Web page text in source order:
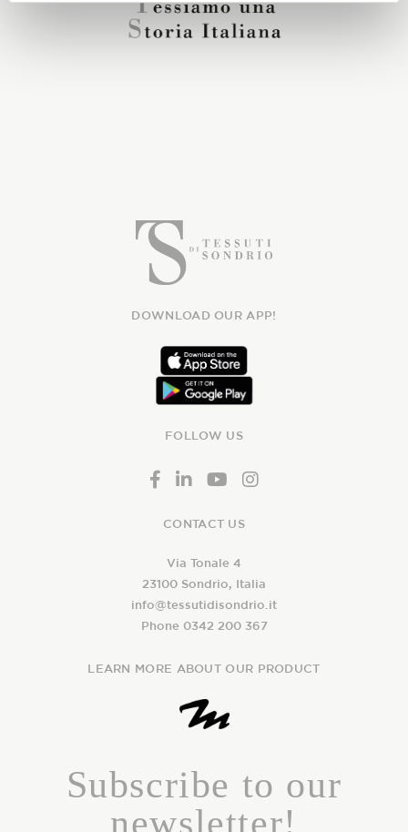
DOWNLOAD OUR APP!
FOLLOW US
CONTACT US
Via Tonale 4
23100 Sondrio, Italia
info@tessutidisondrio.it
Phone 0342 200 367
LEARN MORE ABOUT OUR PRODUCT
Subscribe to our
newsletter!